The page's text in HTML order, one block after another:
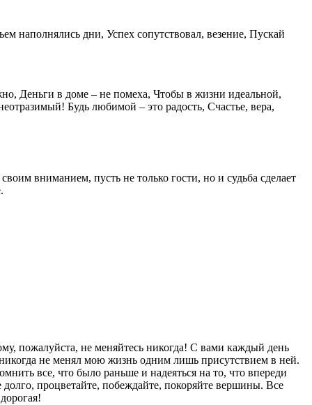
наполнялись дни, Успех сопутствовал, везение, Пускай
Деньги в доме – не помеха, Чтобы в жизни идеальной,
Будь любимой – это радость, Счастье, вера,
вниманием, пусть не только гости, но и судьба сделает
пожалуйста, не меняйтесь никогда! С вами каждый день
не менял мою жизнь одним лишь присутствием в ней.
все, что было раньше и надеяться на то, что впереди
процветайте, побеждайте, покоряйте вершины. Все